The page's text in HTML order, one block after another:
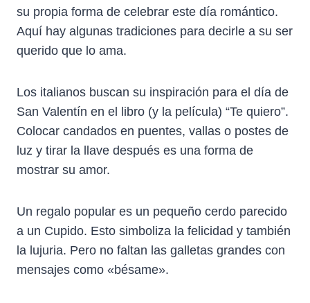
su propia forma de celebrar este día romántico.
Aquí hay algunas tradiciones para decirle a su ser
querido que lo ama.
Los italianos buscan su inspiración para el día de
San Valentín en el libro (y la película) “Te quiero”.
Colocar candados en puentes, vallas o postes de
luz y tirar la llave después es una forma de
mostrar su amor.
Un regalo popular es un pequeño cerdo parecido
a un Cupido. Esto simboliza la felicidad y también
la lujuria. Pero no faltan las galletas grandes con
mensajes como «bésame».